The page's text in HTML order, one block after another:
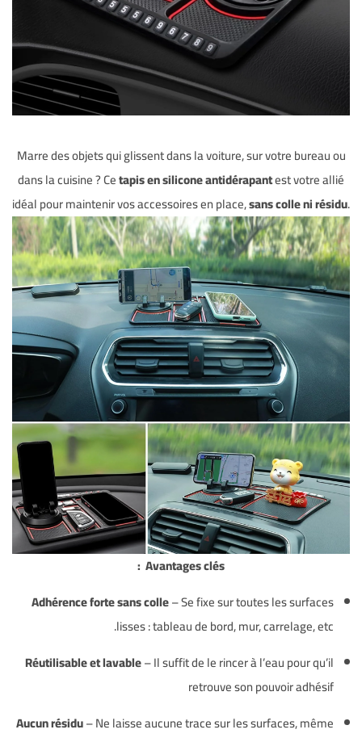
Marre des objets qui glissent dans la voiture, sur votre bureau ou
dans la cuisine ? Cetapis en silicone antidérapantest votre allié
idéal pour maintenir vos accessoires en place,sans colle ni résidu.
Avantages clés :
Adhérence forte sans colle– Se fixe sur toutes les surfaces
lisses : tableau de bord, mur, carrelage, etc.
Réutilisable et lavable– Il suffit de le rincer à l’eau pour qu’il
retrouve son pouvoir adhésif
Aucun résidu– Ne laisse aucune trace sur les surfaces, même